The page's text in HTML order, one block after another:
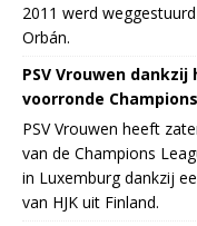
2011 werd
Orbán.
PSV Vrouwen
voorronde
PSV Vrouwen heeft
van de Champions
in Luxemburg dankzij
van HJK uit Finland.